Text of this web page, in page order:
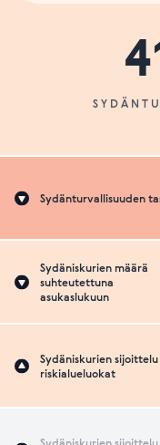
Sydänturvallisuuden
Sydäniskurien määrä
suhteutettuna
asukaslukuun
Sydäniskurien sijoittelu
riskialueluokat